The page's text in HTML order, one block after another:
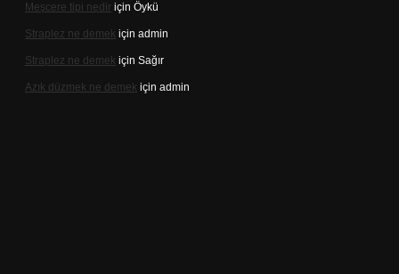
Meşcere tipi nedir için Öykü
Straplez ne demek için admin
Straplez ne demek için Sağır
Azık düzmek ne demek için admin